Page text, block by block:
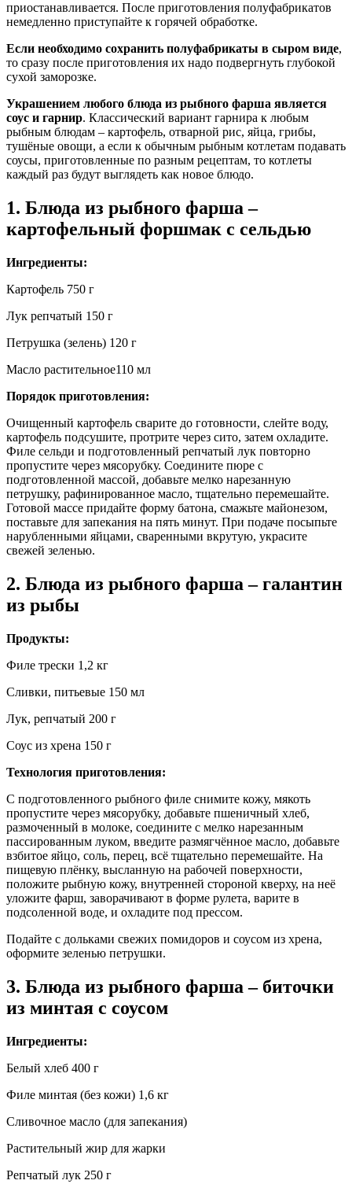
приостанавливается. После приготовления полуфабрикатов
немедленно приступайте к горячей обработке.
Если необходимо сохранить полуфабрикаты в сыром виде,
то сразу после приготовления их надо подвергнуть глубокой
сухой заморозке.
Украшением любого блюда из рыбного фарша является
соус и гарнир. Классический вариант гарнира к любым
рыбным блюдам – картофель, отварной рис, яйца, грибы,
тушёные овощи, а если к обычным рыбным котлетам подавать
соусы, приготовленные по разным рецептам, то котлеты
каждый раз будут выглядеть как новое блюдо.
1. Блюда из рыбного фарша –
картофельный форшмак с сельдью
Ингредиенты:
Картофель 750 г
Лук репчатый 150 г
Петрушка (зелень) 120 г
Масло растительное110 мл
Порядок приготовления:
Очищенный картофель сварите до готовности, слейте воду,
картофель подсушите, протрите через сито, затем охладите.
Филе сельди и подготовленный репчатый лук повторно
пропустите через мясорубку. Соедините пюре с
подготовленной массой, добавьте мелко нарезанную
петрушку, рафинированное масло, тщательно перемешайте.
Готовой массе придайте форму батона, смажьте майонезом,
поставьте для запекания на пять минут. При подаче посыпьте
нарубленными яйцами, сваренными вкрутую, украсите
свежей зеленью.
2. Блюда из рыбного фарша – галантин
из рыбы
Продукты:
Филе трески 1,2 кг
Сливки, питьевые 150 мл
Лук, репчатый 200 г
Соус из хрена 150 г
Технология приготовления:
С подготовленного рыбного филе снимите кожу, мякоть
пропустите через мясорубку, добавьте пшеничный хлеб,
размоченный в молоке, соедините с мелко нарезанным
пассированным луком, введите размягчённое масло, добавьте
взбитое яйцо, соль, перец, всё тщательно перемешайте. На
пищевую плёнку, высланную на рабочей поверхности,
положите рыбную кожу, внутренней стороной кверху, на неё
уложите фарш, заворачивают в форме рулета, варите в
подсоленной воде, и охладите под прессом.
Подайте с дольками свежих помидоров и соусом из хрена,
оформите зеленью петрушки.
3. Блюда из рыбного фарша – биточки
из минтая с соусом
Ингредиенты:
Белый хлеб 400 г
Филе минтая (без кожи) 1,6 кг
Сливочное масло (для запекания)
Растительный жир для жарки
Репчатый лук 250 г